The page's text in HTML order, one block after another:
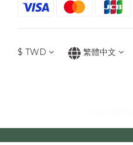
$ TWD 繁體中文